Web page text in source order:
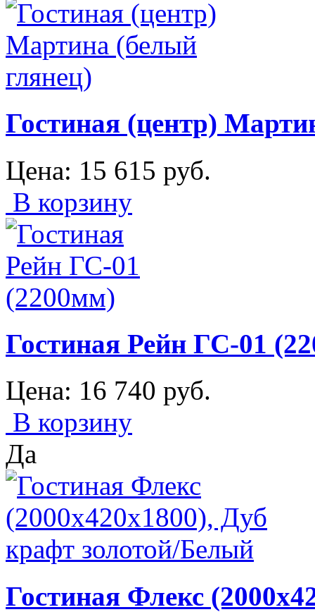
Гостиная (центр)
Цена: 15 615 руб.
В корзину
Гостиная Рейн ГС-01
Цена: 16 740 руб.
В корзину
Да
Гостиная Флекс